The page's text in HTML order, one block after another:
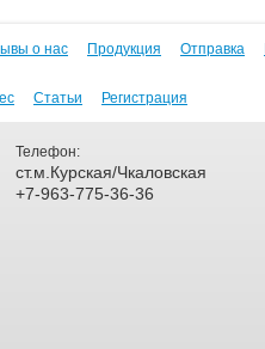
о нас Продукция Отправка
Статьи Регистрация
Телефон:
ст.м.Курская/Чкаловская
+7-963-775-36-36